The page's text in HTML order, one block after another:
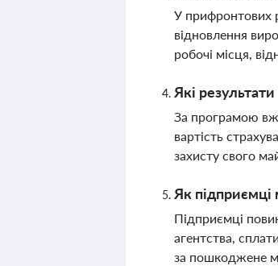
У прифронтових
відновлення
робочі місця,
Які
За програмою
вартість
захисту свого
Як підприємці
Підприємці
агентства,
за пошкоджене